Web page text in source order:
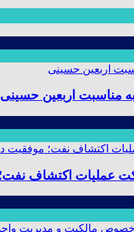
مناسبت اربعین حسینی